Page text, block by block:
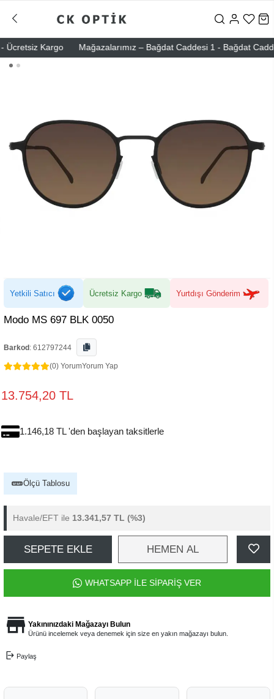
Kargo Mağazalarımız – Bağdat Caddesi 1 - Bağdat
Yetkili Satıcı Ücretsiz Kargo Yurtdışı Gönderim
Modo MS 697 BLK 0050
Barkod : 612797244
(0) YorumYorum Yap
13.754,20 TL
1.146,18 TL 'den başlayan taksitlerle
Ölçü Tablosu
Havale/EFT ile 13.341,57 TL (%3)
SEPETE EKLE HEMEN AL
WHATSAPP İLE SİPARİŞ VER
Yakınınızdaki Mağazayı Bulun
Ürünü incelemek veya denemek için size en yakın mağazayı bulun.
Paylaş